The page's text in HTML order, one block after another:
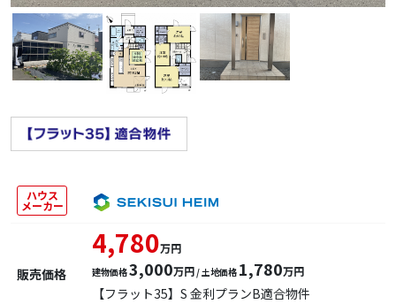
ハウス
メーカー
販売価格
4,780万円
建物価格3,000万円/ 土地価格 1,780万円
【フラット35】S 金利プランB適合物件